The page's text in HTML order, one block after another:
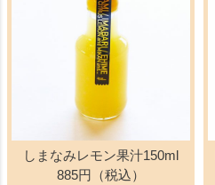
しまなみレモン果汁150ml
885円（税込）